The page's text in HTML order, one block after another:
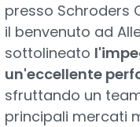
presso Schroders
il benvenuto ad
sottolineato
un'eccellente
sfruttando un
principali mercati